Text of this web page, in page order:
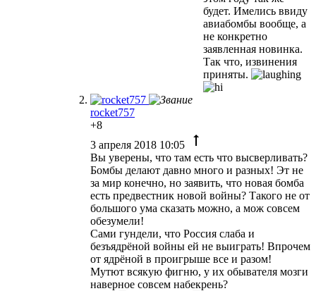
будет. Имелись ввиду
авиабомбы вообще, а
не конкретно
заявленная новинка.
Так что, извинения
приняты.
rocket757
+8
3 апреля 2018 10:05
Вы уверены, что там есть что высверливать?
Бомбы делают давно много и разных! Эт не
за мир конечно, но заявить, что новая бомба
есть предвестник новой войны? Такого не от
большого ума сказать можно, а мож совсем
обезумели!
Сами гундели, что Россия слаба и
безъядрёной войны ей не выиграть! Впрочем
от ядрёной в проигрыше все и разом!
Мутют всякую фигню, у их обывателя мозги
наверное совсем набекрень?